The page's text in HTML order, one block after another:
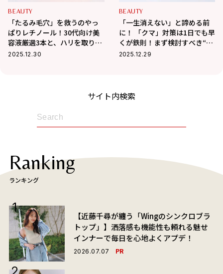
BEAUTY
「たるみ毛穴」を救うのやっ
ぱりレチノール！30代向け美
容液厳選3本と、ハリを取り戻
す美容医療の最適解
2025.12.30
BEAUTY
「一生消えない」と諦める前
に！ 「クマ」対策は1日でも早
くが鉄則！まず検討すべき“失
敗しない”セルフケアと美容医
2025.12.29
サイト内検索
Ranking
ランキング
【近藤千尋が纏う「Wingのシンクロブラ
トップ」】洒落感も機能性も頼れる魅せ
インナーで毎日を心地よくアプデ！
2026.07.07 PR